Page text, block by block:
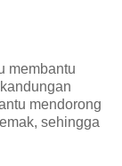
membantu
mendorong
sehingga